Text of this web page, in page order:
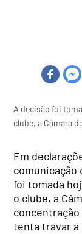
A decisão foi
clube, a Câmara
Em
comunicação
foi tomada
o clube, a
concentração
tenta travar a